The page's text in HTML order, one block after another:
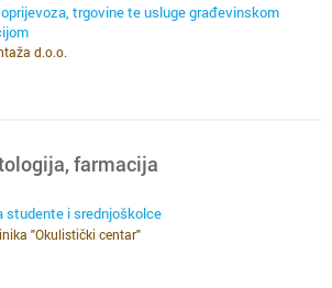
trgovine te usluge građevinskom
d.o.o.
farmacija
studente i srednjoškolce
"Okulistički centar"